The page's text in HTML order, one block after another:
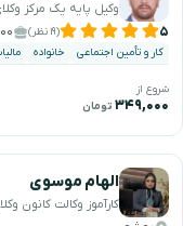
وکیل پایه یک مرکز
۵ (۱۹ نظر) ۱۰۰ خدمت
کار و تأمین اجتماعی خانواده
شروع از
۳۴۹,۰۰۰ تومان
الهام موسوی
کارآموز وکالت کانون